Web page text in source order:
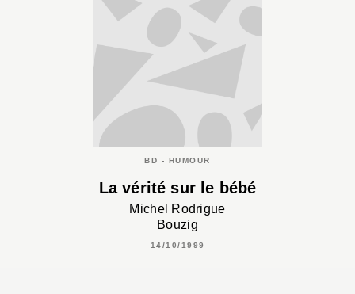
BD - HUMOUR
La vérité sur le bébé
Michel Rodrigue
Bouzig
14/10/1999